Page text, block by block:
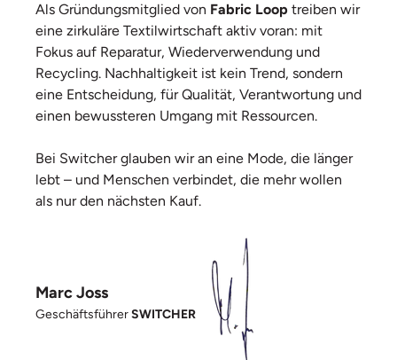
Als Gründungsmitglied von Fabric Loop treiben wir
eine zirkuläre Textilwirtschaft aktiv voran: mit
Fokus auf Reparatur, Wiederverwendung und
Recycling. Nachhaltigkeit ist kein Trend, sondern
eine Entscheidung, für Qualität, Verantwortung und
einen bewussteren Umgang mit Ressourcen.
Bei Switcher glauben wir an eine Mode, die länger
lebt – und Menschen verbindet, die mehr wollen
als nur den nächsten Kauf.
Marc Joss
GeschäftsführerSWITCHER